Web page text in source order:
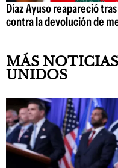
Díaz Ayuso reapareció
contra la devolución de
MÁS
UNIDOS